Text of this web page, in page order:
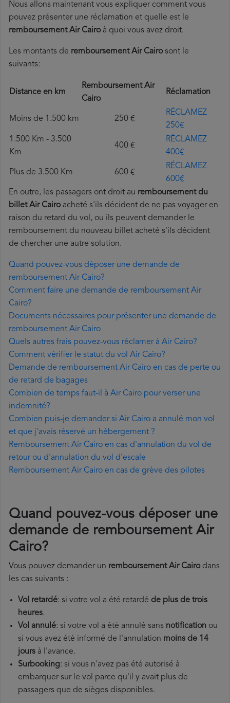
Nous allons maintenant vous expliquer comment vous
pouvez présenter une réclamation et quelle est le
remboursement Air Cairoà quoi vous avez droit.
Les montants de remboursement Air Cairosont le
suivants:
Distance en km
Remboursement Air
Cairo
Réclamation
Moins de 1.500 km 250 €
RÉCLAMEZ
250€
1.500 Km - 3.500
Km
400 €
RÉCLAMEZ
400€
Plus de 3.500 Km 600 €
RÉCLAMEZ
600€
En outre, les passagers ont droit au remboursement du
billet Air Cairoacheté s'ils décident de ne pas voyager en
raison du retard du vol, ou ils peuvent demander le
remboursement du nouveau billet acheté s'ils décident
de chercher une autre solution.
Quand pouvez-vous déposer une demande de
remboursement Air Cairo?
Comment faire une demande de remboursement Air
Cairo?
Documents nécessaires pour présenter une demande de
remboursement Air Cairo
Quels autres frais pouvez-vous réclamer à Air Cairo?
Comment vérifier le statut du vol Air Cairo?
Demande de remboursement Air Cairo en cas de perte ou
de retard de bagages
Combien de temps faut-il à Air Cairo pour verser une
indemnité?
Combien puis-je demander si Air Cairo a annulé mon vol
et que j'avais réservé un hébergement ?
Remboursement Air Cairo en cas d'annulation du vol de
retour ou d'annulation du vol d'escale
Remboursement Air Cairo en cas de grève des pilotes
Quand pouvez-vous déposer une
demande de remboursement Air
Cairo?
Vous pouvez demander un remboursement Air Cairodans
les cas suivants :
Vol retardé: si votre vol a été retardé de plus de trois
heures.
Vol annulé: si votre vol a été annulé sans notification ou
si vous avez été informé de l'annulation moins de 14
jours à l'avance.
Surbooking: si vous n'avez pas été autorisé à
embarquer sur le vol parce qu'il y avait plus de
passagers que de sièges disponibles.